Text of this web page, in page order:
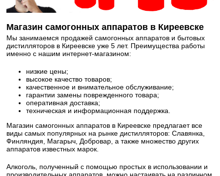
Магазин самогонных аппаратов в Киреевске
Мы занимаемся продажей самогонных аппаратов и бытовых
дистилляторов в Киреевске уже 5 лет. Преимущества работы
именно с нашим интернет-магазином:
низкие цены;
высокое качество товаров;
качественное и внимательное обслуживание;
гарантии замены поврежденного товара;
оперативная доставка;
техническая и информационная поддержка.
Магазин самогонных аппаратов в Киреевске предлагает все
виды самых популярных на рынке дистилляторов: Славянка,
Финляндия, Магарыч, Добровар, а также множество других
аппаратов известных марок.
Алкоголь, полученный с помощью простых в использовании и
производительных аппаратов, можно настаивать на различном